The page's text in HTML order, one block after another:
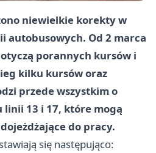
niewielkie korekty w
autobusowych. Od 2 marca
porannych kursów i
kilku kursów oraz
przede wszystkim o
linii 13 i 17, które mogą
do pracy.
się następująco: